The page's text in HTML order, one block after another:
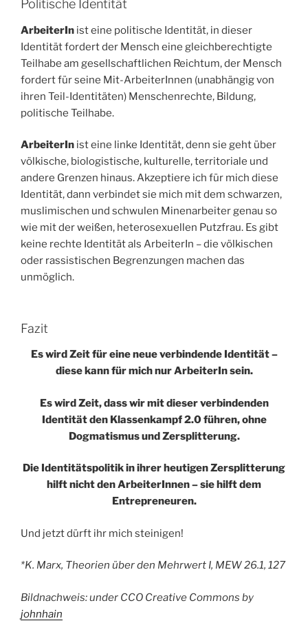
Politische Identität
ArbeiterIn ist eine politische Identität, in dieser
Identität fordert der Mensch eine gleichberechtigte
Teilhabe am gesellschaftlichen Reichtum, der Mensch
fordert für seine Mit-ArbeiterInnen (unabhängig von
ihren Teil-Identitäten) Menschenrechte, Bildung,
politische Teilhabe.
ArbeiterIn ist eine linke Identität, denn sie geht über
völkische, biologistische, kulturelle, territoriale und
andere Grenzen hinaus. Akzeptiere ich für mich diese
Identität, dann verbindet sie mich mit dem schwarzen,
muslimischen und schwulen Minenarbeiter genau so
wie mit der weißen, heterosexuellen Putzfrau. Es gibt
keine rechte Identität als ArbeiterIn – die völkischen
oder rassistischen Begrenzungen machen das
unmöglich.
Fazit
Es wird Zeit für eine neue verbindende Identität –
diese kann für mich nur ArbeiterIn sein.
Es wird Zeit, dass wir mit dieser verbindenden
Identität den Klassenkampf 2.0 führen, ohne
Dogmatismus und Zersplitterung.
Die Identitätspolitik in ihrer heutigen Zersplitterung
hilft nicht den ArbeiterInnen – sie hilft dem
Entrepreneuren.
Und jetzt dürft ihr mich steinigen!
*K. Marx, Theorien über den Mehrwert I, MEW 26.1, 127
Bildnachweis: under CCO Creative Commons by
johnhain